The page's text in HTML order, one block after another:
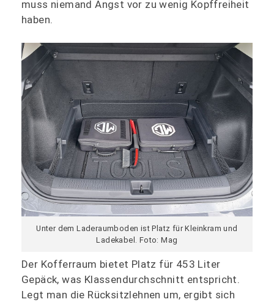
muss niemand Angst vor zu wenig Kopffreiheit
haben.
Unter dem Laderaumboden ist Platz für Kleinkram und
Ladekabel. Foto: Mag
Der Kofferraum bietet Platz für 453 Liter
Gepäck, was Klassendurchschnitt entspricht.
Legt man die Rücksitzlehnen um, ergibt sich